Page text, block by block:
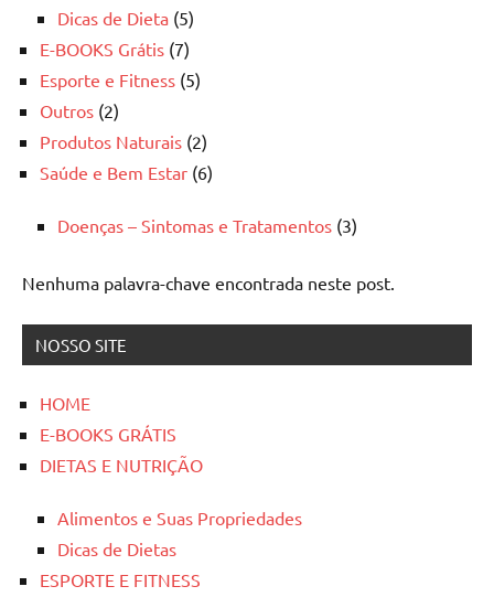
Dicas de Dieta (5)
E-BOOKS Grátis (7)
Esporte e Fitness (5)
Outros (2)
Produtos Naturais (2)
Saúde e Bem Estar (6)
Doenças – Sintomas e Tratamentos (3)
Nenhuma palavra-chave encontrada neste post.
NOSSO SITE
HOME
E-BOOKS GRÁTIS
DIETAS E NUTRIÇÃO
Alimentos e Suas Propriedades
Dicas de Dietas
ESPORTE E FITNESS